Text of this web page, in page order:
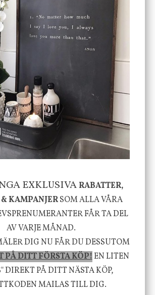
vit
Star Trading
Bordslampa Mushroom
vit, Utomhus
499 kr
INFO KÖP
Serveringsfat, Ostron,
Stengods
415 kr
INFO KÖP
känsla, upplevelse och
EXKLUSIVARABATTER,
KAMPANJERSOM ALLA VÅRA
FÅR TA DEL
AV VARJE MÅNAD.
DIG NU FÅR DU DESSUTOM
PÅ DITT FÖRSTA KÖP!EN LITEN
DIREKT PÅ DITT NÄSTA KÖP,
MAILAS TILL DIG.